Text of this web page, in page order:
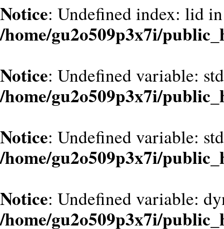
Notice: Undefined index: lid in
/home/gu2o509p3x7i/
Notice: Undefined variable:
/home/gu2o509p3x7i/
Notice: Undefined variable:
/home/gu2o509p3x7i/
Notice: Undefined variable:
/home/gu2o509p3x7i/